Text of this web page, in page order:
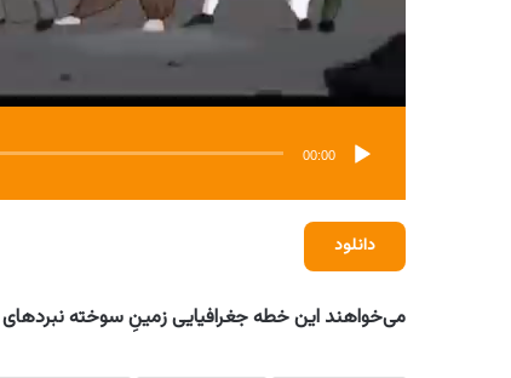
00:00
دانلود
می‌خواهند این خطه جغرافیایی زمینِ سوخته